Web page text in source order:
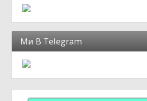
Ми В Telegram